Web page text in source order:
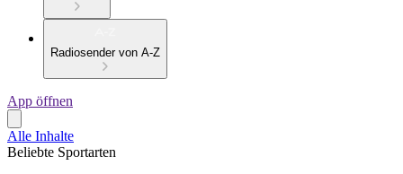
Radiosender von A-Z
App öffnen
Alle Inhalte
Beliebte Sportarten